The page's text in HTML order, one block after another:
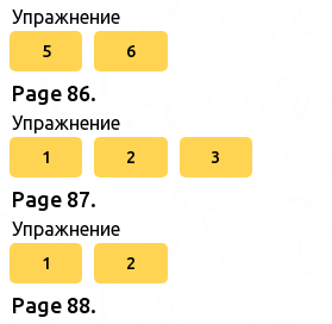
Упражнение
5 6
Page 86.
Упражнение
1 2 3
Page 87.
Упражнение
1 2
Page 88.